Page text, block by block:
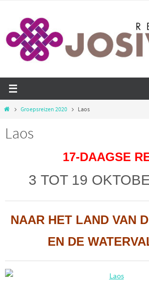
de
inhoud
HomeGroepsreizen 2020 Laos
Laos
17-DAAGSE
3 TOT 19
NAAR HET LAND VAN
EN DE